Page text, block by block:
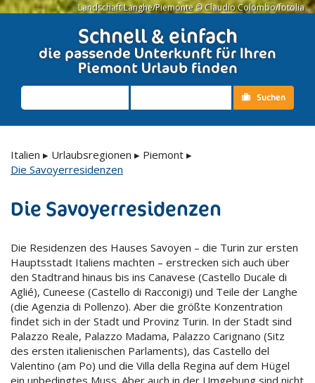
Landschaft Langhe/Piemonte © Claudio Colombo/fotolia
Schnell & einfach
die passende Unterkunft für Ihren
Piemont Urlaub finden
Suchen
Italien ▸ Urlaubsregionen ▸ Piemont ▸
Die Savoyerresidenzen
Die Savoyerresidenzen
Die Residenzen des Hauses Savoyen – die Turin zur ersten
Hauptsstadt Italiens machten – erstrecken sich auch über
den Stadtrand hinaus bis ins Canavese (Castello Ducale di
Aglié), Cuneese (Castello di Racconigi) und Teile der Langhe
(die Agenzia di Pollenzo). Aber die größte Konzentration
findet sich in der Stadt und Provinz Turin. In der Stadt sind
Palazzo Reale, Palazzo Madama, Palazzo Carignano (Sitz
des ersten italienischen Parlaments), das Castello del
Valentino (am Po) und die Villa della Regina auf dem Hügel
ein unbedingtes Muss. Aber auch in der Umgebung sind nicht